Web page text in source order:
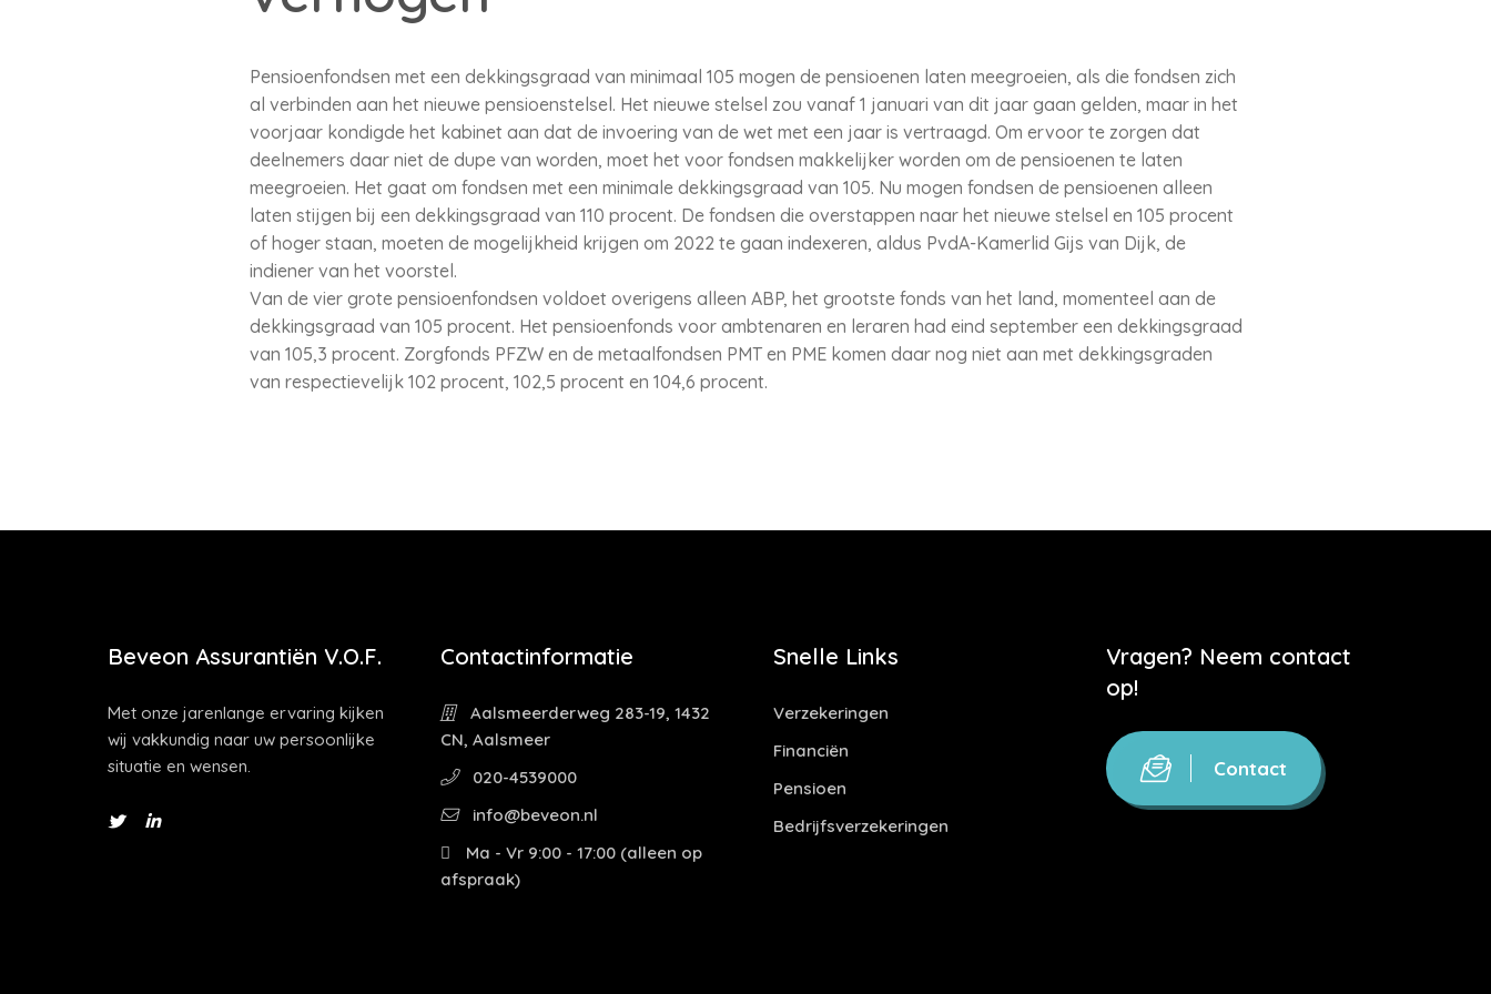
Pensioenfondsen met een dekkingsgraad van minimaal 105 mogen de pensioenen laten meegroeien, als die fondsen zich
al verbinden aan het nieuwe pensioenstelsel. Het nieuwe stelsel zou vanaf 1 januari van dit jaar gaan gelden, maar in het
voorjaar kondigde het kabinet aan dat de invoering van de wet met een jaar is vertraagd. Om ervoor te zorgen dat
deelnemers daar niet de dupe van worden, moet het voor fondsen makkelijker worden om de pensioenen te laten
meegroeien. Het gaat om fondsen met een minimale dekkingsgraad van 105. Nu mogen fondsen de pensioenen alleen
laten stijgen bij een dekkingsgraad van 110 procent. De fondsen die overstappen naar het nieuwe stelsel en 105 procent
of hoger staan, moeten de mogelijkheid krijgen om 2022 te gaan indexeren, aldus PvdA-Kamerlid Gijs van Dijk, de
indiener van het voorstel.
Van de vier grote pensioenfondsen voldoet overigens alleen ABP, het grootste fonds van het land, momenteel aan de
dekkingsgraad van 105 procent. Het pensioenfonds voor ambtenaren en leraren had eind september een dekkingsgraad
van 105,3 procent. Zorgfonds PFZW en de metaalfondsen PMT en PME komen daar nog niet aan met dekkingsgraden
van respectievelijk 102 procent, 102,5 procent en 104,6 procent.
Beveon Assurantiën V.O.F.
Met onze jarenlange ervaring kijken
wij vakkundig naar uw persoonlijke
situatie en wensen.
Contactinformatie
Aalsmeerderweg 283-19, 1432
CN, Aalsmeer
020-4539000
info@beveon.nl
Ma - Vr 9:00 - 17:00 (alleen op
afspraak)
Snelle Links
Verzekeringen
Financiën
Pensioen
Bedrijfsverzekeringen
Vragen? Neem contact
op!
Contact